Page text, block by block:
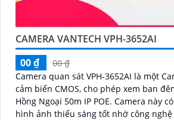
CAMERA VANTECH VPH-3652AI
00 ₫
00 ₫
Camera quan sát VPH-3652AI là một
cảm biến CMOS, cho phép xem ban
Hồng Ngoại 50m IP POE. Camera này có khả năng xử lý
hình ảnh thiếu sáng tốt nhờ công nghệ